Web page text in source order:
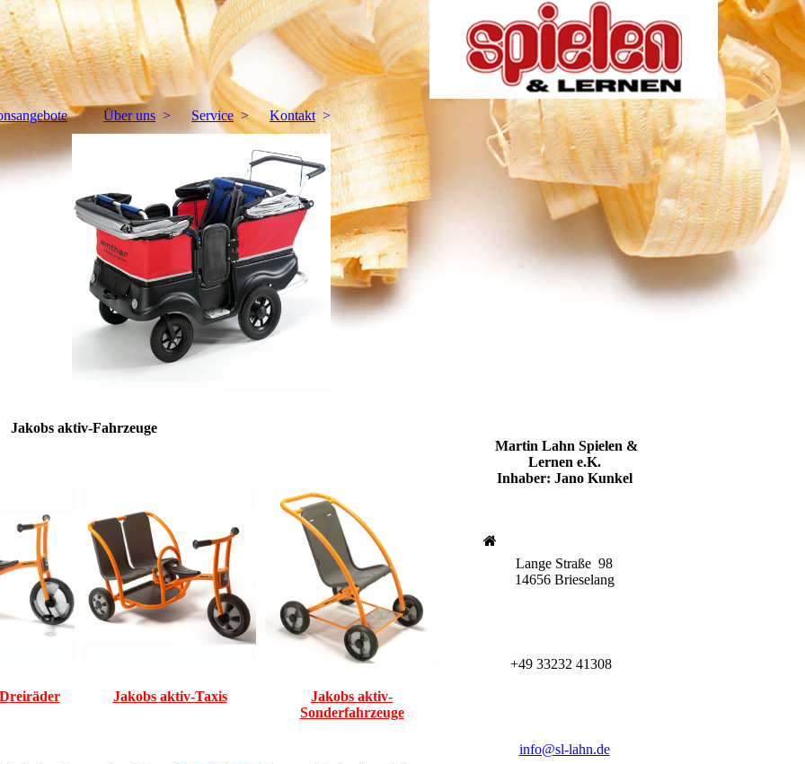
Über uns Service Kontakt
Jakobs aktiv-Fahrzeuge
Jakobs aktiv-Taxis
Jakobs aktiv-
Sonderfahrzeuge
Martin Lahn Spielen &
Lernen e.K.
Inhaber: Jano Kunkel
Lange Straße 98
14656 Brieselang
+49 33232 41308
info@sl-lahn.de